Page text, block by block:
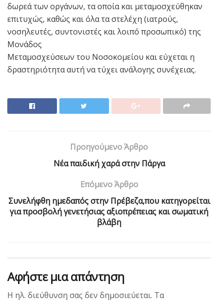
δωρεά των οργάνων, τα οποία και μεταμοσχεύθηκαν
επιτυχώς, καθώς και όλα τα στελέχη (ιατρούς,
νοσηλευτές, συντονιστές και λοιπό προσωπικό) της
Μονάδος
Μεταμοσχεύσεων του Νοσοκομείου και εύχεται η
δραστηριότητα αυτή να τύχει ανάλογης συνέχειας.
Προηγούμενο Άρθρο
Νέα παιδική χαρά στην Πάργα
Επόμενο Άρθρο
Συνελήφθη ημεδαπός στην Πρέβεζα,που κατηγορείται
για προσβολή γενετήσιας αξιοπρέπειας και σωματική
βλάβη
Αφήστε μια απάντηση
Η ηλ. διεύθυνση σας δεν δημοσιεύεται. Τα